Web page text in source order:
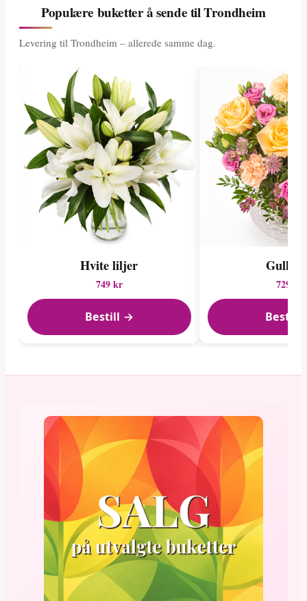
Populære buketter å sende til Trondheim
Levering til Trondheim – allerede samme dag.
Hvite liljer
749 kr
Bestill →
729 kr
Bestill